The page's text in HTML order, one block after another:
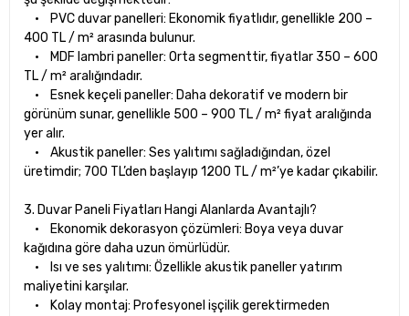
• PVC duvar panelleri: Ekonomik fiyatlıdır, genellikle 200 –
400 TL / m² arasında bulunur.
• MDF lambri paneller: Orta segmenttir, fiyatlar 350 – 600
TL / m² aralığındadır.
• Esnek keçeli paneller: Daha dekoratif ve modern bir
görünüm sunar, genellikle 500 – 900 TL / m² fiyat aralığında
yer alır.
• Akustik paneller: Ses yalıtımı sağladığından, özel
üretimdir; 700 TL’den başlayıp 1200 TL / m²’ye kadar çıkabilir.
3. Duvar Paneli Fiyatları Hangi Alanlarda Avantajlı?
• Ekonomik dekorasyon çözümleri: Boya veya duvar
kağıdına göre daha uzun ömürlüdür.
• Isı ve ses yalıtımı: Özellikle akustik paneller yatırım
maliyetini karşılar.
• Kolay montaj: Profesyonel işçilik gerektirmeden